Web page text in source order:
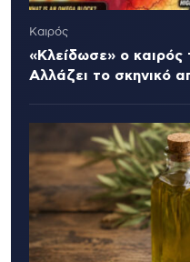
Καιρός
«Κλείδωσε» ο καιρός
Αλλάζει το σκηνικό